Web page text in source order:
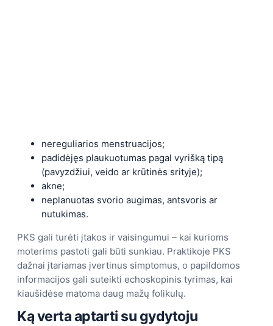
nereguliarios menstruacijos;
padidėjęs plaukuotumas pagal vyrišką tipą
(pavyzdžiui, veido ar krūtinės srityje);
akne;
neplanuotas svorio augimas, antsvoris ar
nutukimas.
PKS gali turėti įtakos ir vaisingumui – kai kurioms
moterims pastoti gali būti sunkiau. Praktikoje PKS
dažnai įtariamas įvertinus simptomus, o papildomos
informacijos gali suteikti echoskopinis tyrimas, kai
kiaušidėse matoma daug mažų folikulų.
Ką verta aptarti su gydytoju